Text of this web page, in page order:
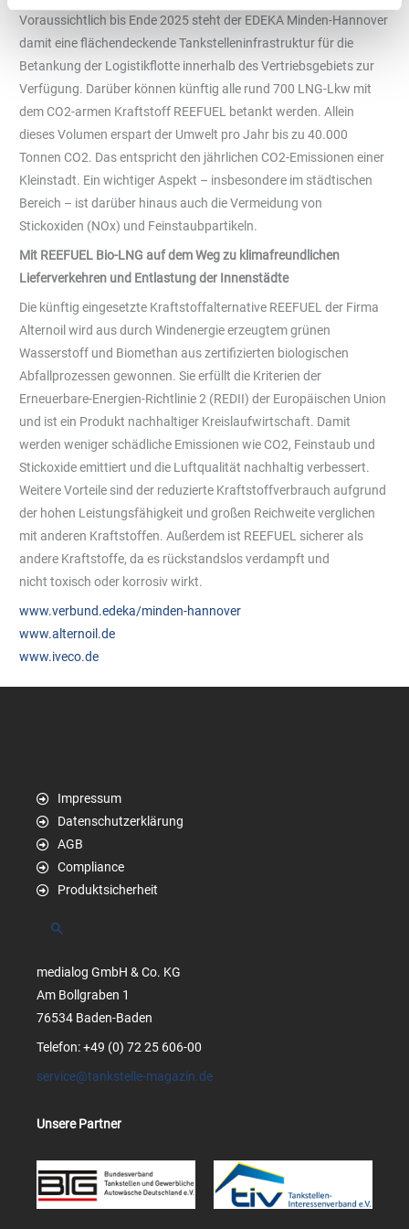
Voraussichtlich bis Ende 2025 steht der EDEKA Minden-Hannover
damit eine flächendeckende Tankstelleninfrastruktur für die
Betankung der Logistikflotte innerhalb des Vertriebsgebiets zur
Verfügung. Darüber können künftig alle rund 700 LNG-Lkw mit
dem CO2-armen Kraftstoff REEFUEL betankt werden. Allein
dieses Volumen erspart der Umwelt pro Jahr bis zu 40.000
Tonnen CO2. Das entspricht den jährlichen CO2-Emissionen einer
Kleinstadt. Ein wichtiger Aspekt – insbesondere im städtischen
Bereich – ist darüber hinaus auch die Vermeidung von
Stickoxiden (NOx) und Feinstaubpartikeln.
Mit REEFUEL Bio-LNG auf dem Weg zu klimafreundlichen
Lieferverkehren und Entlastung der Innenstädte
Die künftig eingesetzte Kraftstoffalternative REEFUEL der Firma
Alternoil wird aus durch Windenergie erzeugtem grünen
Wasserstoff und Biomethan aus zertifizierten biologischen
Abfallprozessen gewonnen. Sie erfüllt die Kriterien der
Erneuerbare-Energien-Richtlinie 2 (REDII) der Europäischen Union
und ist ein Produkt nachhaltiger Kreislaufwirtschaft. Damit
werden weniger schädliche Emissionen wie CO2, Feinstaub und
Stickoxide emittiert und die Luftqualität nachhaltig verbessert.
Weitere Vorteile sind der reduzierte Kraftstoffverbrauch aufgrund
der hohen Leistungsfähigkeit und großen Reichweite verglichen
mit anderen Kraftstoffen. Außerdem ist REEFUEL sicherer als
andere Kraftstoffe, da es rückstandslos verdampft und
nicht toxisch oder korrosiv wirkt.
www.verbund.edeka/minden-hannover
www.alternoil.de
www.iveco.de
Impressum
Datenschutzerklärung
AGB
Compliance
Produktsicherheit
Suchen
medialog GmbH & Co. KG
Am Bollgraben 1
76534 Baden-Baden
Telefon: +49 (0) 72 25 606-00
service@tankstelle-magazin.de
Unsere Partner